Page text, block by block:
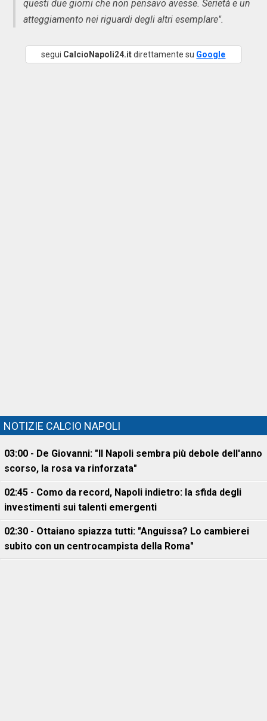
questi due giorni che non pensavo avesse. Serietà e un
atteggiamento nei riguardi degli altri esemplare".
segui CalcioNapoli24.itdirettamente su Google
NOTIZIE CALCIO NAPOLI
03:00 - De Giovanni: "Il Napoli sembra più debole dell'anno
scorso, la rosa va rinforzata"
02:45 - Como da record, Napoli indietro: la sfida degli
investimenti sui talenti emergenti
02:30 - Ottaiano spiazza tutti: "Anguissa? Lo cambierei
subito con un centrocampista della Roma"